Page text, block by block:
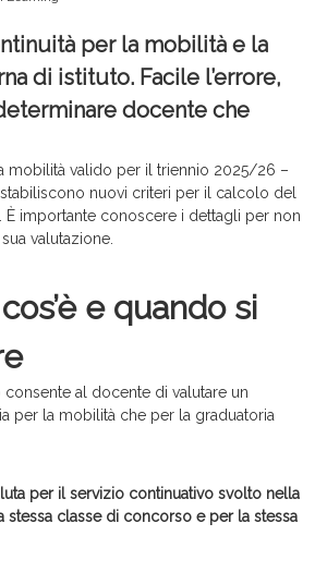
e
per la mobilità e la
di istituto. Facile l’errore,
docente che
mobilità valido per il triennio 2025/26 –
nuovi criteri per il calcolo del
È importante conoscere i dettagli per non
valutazione.
e quando si
consente al docente di valutare un
per la mobilità che per la graduatoria
per il servizio continuativo svolto nella
stessa classe di concorso e per la stessa